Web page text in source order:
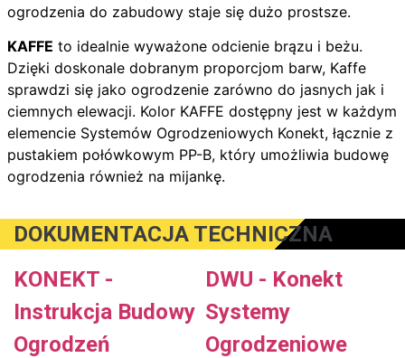
ogrodzenia do zabudowy staje się dużo prostsze.
KAFFE to idealnie wyważone odcienie brązu i beżu.
Dzięki doskonale dobranym proporcjom barw, Kaffe
sprawdzi się jako ogrodzenie zarówno do jasnych jak i
ciemnych elewacji. Kolor KAFFE dostępny jest w każdym
elemencie Systemów Ogrodzeniowych Konekt, łącznie z
pustakiem połówkowym PP-B, który umożliwia budowę
ogrodzenia również na mijankę.
DOKUMENTACJA TECHNICZNA
KONEKT -
Instrukcja Budowy
Ogrodzeń
DWU - Konekt
Systemy
Ogrodzeniowe